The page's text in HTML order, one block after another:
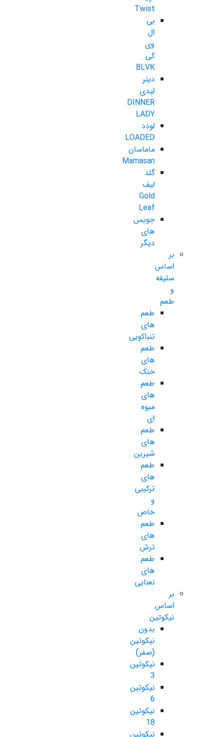
Twist
بی
ال
وی
کی
BLVK
دینر
لیدی
DINNER
LADY
لودد
LOADED
ماماسان
Mamasan
گلد
لیف
Gold
Leaf
جویس
های
دیگر
بر
اساس
سلیقه
و
طعم
طعم
های
تنباکویی
طعم
های
خنک
طعم
های
میوه
ای
طعم
های
شیرین
طعم
های
ترکیبی
و
خاص
طعم
های
ترش
طعم
های
نعنایی
بر
اساس
نیکوتین
بدون
نیکوتین
(صفر)
نیکوتین
3
نیکوتین
6
نیکوتین
18
نیکوتین